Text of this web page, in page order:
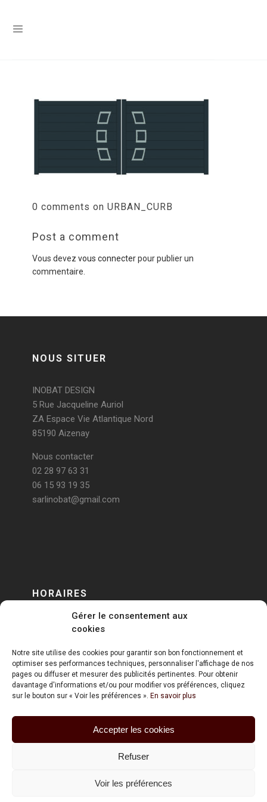
Gérer le consentement aux
cookies
Notre site utilise des cookies pour garantir son bon fonctionnement et
optimiser ses performances techniques, personnaliser l'affichage de nos
pages ou diffuser et mesurer des publicités pertinentes. Pour obtenir
davantage d'informations et/ou pour modifier vos préférences, cliquez
sur le bouton sur « Voir les préférences ». En savoir plus
Accepter les cookies
Refuser
Voir les préférences
0 comments on URBAN_CURB
Post a comment
Vous devez vous connecterpour publier un
commentaire.
NOUS SITUER
INOBAT DESIGN
5 Rue Jacqueline Auriol
ZA Espace Vie Atlantique Nord
85190 Aizenay
Nous contacter
02 28 97 63 31
06 15 93 19 35
sarlinobat@gmail.com
HORAIRES
DU LUNDI AU VENDREDI